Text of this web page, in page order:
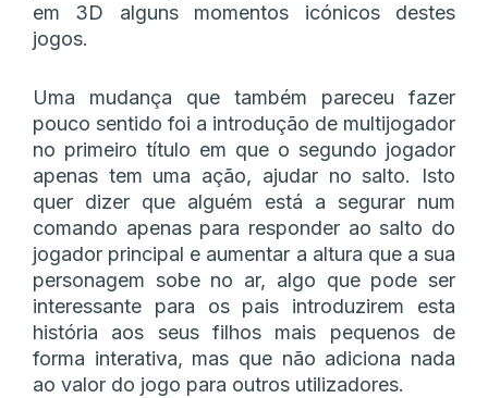
em 3D alguns momentos icónicos destes
jogos.
Uma mudança que também pareceu fazer
pouco sentido foi a introdução de multijogador
no primeiro título em que o segundo jogador
apenas tem uma ação, ajudar no salto. Isto
quer dizer que alguém está a segurar num
comando apenas para responder ao salto do
jogador principal e aumentar a altura que a sua
personagem sobe no ar, algo que pode ser
interessante para os pais introduzirem esta
história aos seus filhos mais pequenos de
forma interativa, mas que não adiciona nada
ao valor do jogo para outros utilizadores.